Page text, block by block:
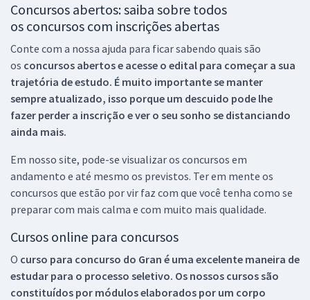
Concursos abertos: saiba sobre todos
os concursos com inscrições abertas
Conte com a nossa ajuda para ficar sabendo quais são
os concursos abertos e acesse o edital para começar a sua
trajetória de estudo. É muito importante se manter
sempre atualizado, isso porque um descuido pode lhe
fazer perder a inscrição e ver o seu sonho se distanciando
ainda mais.
Em nosso site, pode-se visualizar os concursos em
andamento e até mesmo os previstos. Ter em mente os
concursos que estão por vir faz com que você tenha como se
preparar com mais calma e com muito mais qualidade.
Cursos online para concursos
O curso para concurso do Gran é uma excelente maneira de
estudar para o processo seletivo. Os nossos cursos são
constituídos por módulos elaborados por um corpo